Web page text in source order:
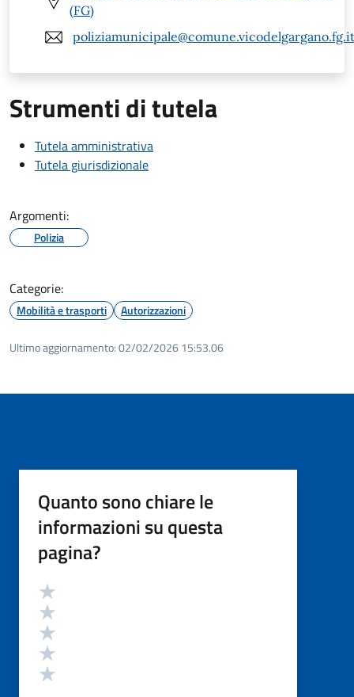
(FG)
poliziamunicipale@comune.vicodelgargano.fg.it
Strumenti di tutela
Tutela amministrativa
Tutela giurisdizionale
Argomenti:
Polizia
Categorie:
Mobilità e trasporti Autorizzazioni
Ultimo aggiornamento:02/02/2026 15:53.06
Quanto sono chiare le
informazioni su questa
pagina?
Valutazione